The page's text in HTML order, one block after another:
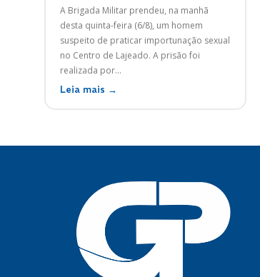
A Brigada Militar prendeu, na manhã
desta quinta-feira (6/8), um homem
suspeito de praticar importunação sexual
no Centro de Lajeado. A prisão foi
realizada por...
Leia mais →